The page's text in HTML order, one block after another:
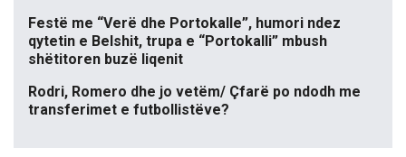
Festë me “Verë dhe Portokalle”, humori ndez
qytetin e Belshit, trupa e “Portokalli” mbush
shëtitoren buzë liqenit
Rodri, Romero dhe jo vetëm/ Çfarë po ndodh me
transferimet e futbollistëve?